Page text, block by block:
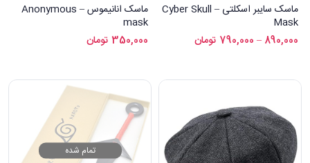
ماسک سایبر اسکلتی – Cyber Skull
Mask
890,000
–
790,000 تومان
ماسک انانیموس – Anonymous
mask
350,000 تومان
تمام شده